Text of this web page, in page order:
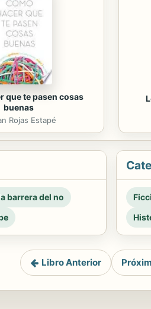
que te pasen cosas
buenas
Rojas Estapé
barrera del no
Libro Anterior